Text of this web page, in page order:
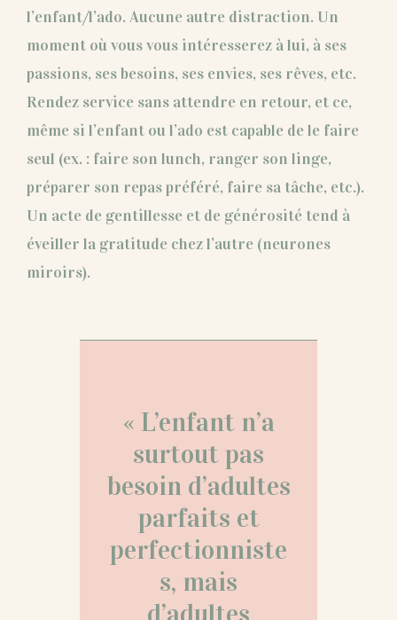
l’enfant/l’ado. Aucune autre distraction. Un
moment où vous vous intéresserez à lui, à ses
passions, ses besoins, ses envies, ses rêves, etc.
Rendez service sans attendre en retour, et ce,
même si l’enfant ou l’ado est capable de le faire
seul (ex. : faire son lunch, ranger son linge,
préparer son repas préféré, faire sa tâche, etc.).
Un acte de gentillesse et de générosité tend à
éveiller la gratitude chez l’autre (neurones
miroirs).
« L’enfant n’a
surtout pas
besoin d’adultes
parfaits et
perfectionniste
s, mais